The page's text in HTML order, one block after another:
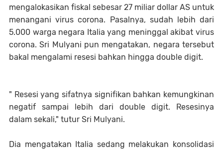
mengalokasikan fiskal sebesar 27 miliar dollar AS untuk
menangani virus corona. Pasalnya, sudah lebih dari
5.000 warga negara Italia yang meninggal akibat virus
corona. Sri Mulyani pun mengatakan, negara tersebut
bakal mengalami resesi bahkan hingga double digit.
" Resesi yang sifatnya signifikan bahkan kemungkinan
negatif sampai lebih dari double digit. Resesinya
dalam sekali," tutur Sri Mulyani.
Dia mengatakan Italia sedang melakukan konsolidasi